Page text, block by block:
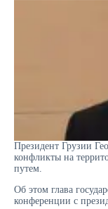
Президент Грузии
конфликты на
путем.
Об этом глава
конференции с